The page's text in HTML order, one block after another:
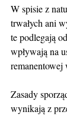
W spisie z
trwałych ani
te podlegają
wpływają na
Zasady
wynikają z